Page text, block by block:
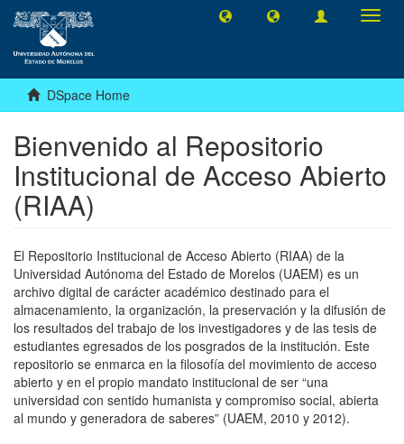
DSpace Home
Bienvenido al Repositorio
Institucional de Acceso Abierto
(RIAA)
El Repositorio Institucional de Acceso Abierto (RIAA) de la
Universidad Autónoma del Estado de Morelos (UAEM) es un
archivo digital de carácter académico destinado para el
almacenamiento, la organización, la preservación y la difusión de
los resultados del trabajo de los investigadores y de las tesis de
estudiantes egresados de los posgrados de la institución. Este
repositorio se enmarca en la filosofía del movimiento de acceso
abierto y en el propio mandato institucional de ser “una
universidad con sentido humanista y compromiso social, abierta
al mundo y generadora de saberes” (UAEM, 2010 y 2012).